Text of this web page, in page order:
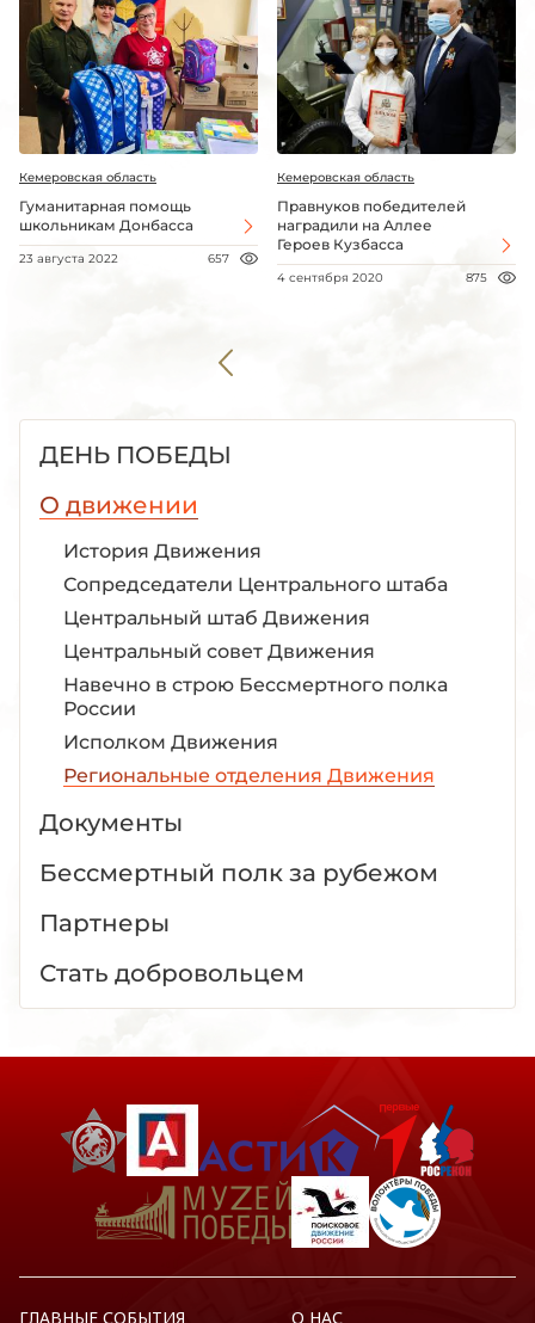
Кемеровская область
Гуманитарная помощь
школьникам Донбасса
23 августа 2022 657
Кемеровская область
Правнуков победителей
наградили на Аллее
Героев Кузбасса
4 сентября 2020 875
ДЕНЬ ПОБЕДЫ
О движении
История Движения
Сопредседатели Центрального штаба
Центральный штаб Движения
Центральный совет Движения
Навечно в строю Бессмертного полка
России
Исполком Движения
Региональные отделения Движения
Документы
Бессмертный полк за рубежом
Партнеры
Стать добровольцем
ГЛАВНЫЕ СОБЫТИЯ О НАС